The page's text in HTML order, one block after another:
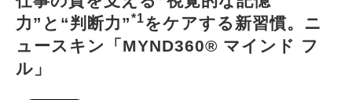
力”と“判断力”*1をケアする新習慣。ニ
ュースキン「MYND360® マインド フ
ル」